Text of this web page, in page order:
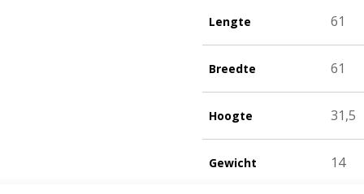
Lengte 61
Breedte 61
Hoogte 31,5
Gewicht 14